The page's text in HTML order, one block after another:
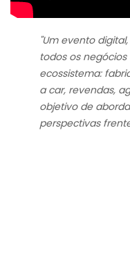
"Um evento
todos os
ecossistema:
a car, revendas,
objetivo de
perspectivas